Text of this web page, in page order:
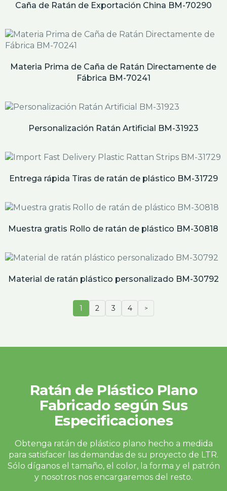
Caña de Ratán de Exportación China BM-70290
Materia Prima de Caña de Ratán Directamente de
Fábrica BM-70241
Personalización Ratán Artificial BM-31923
Entrega rápida Tiras de ratán de plástico BM-31729
Muestra gratis Rollo de ratán de plástico BM-30818
Material de ratán plástico personalizado BM-30792
1 2 3 4 >
Ratán de Plástico Plano
Fabricado según Sus
Especificaciones
Obtenga ratán de plástico plano hecho a medida
para satisfacer las demandas de su proyecto de LTR.
Sólo díganos el tamaño, el color, la forma y el patrón
y nosotros nos encargaremos del resto.